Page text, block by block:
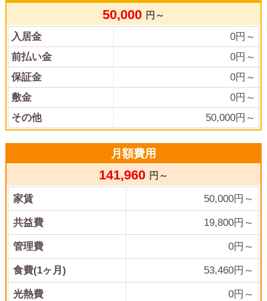
50,000 円～
入居金 0円～
前払い金
0円～
保証金
0円～
敷金
0円～
その他
50,000円～
月額費用
141,960 円～
家賃 50,000円～
共益費 19,800円～
管理費 0円～
食費(1ヶ月) 53,460円～
光熱費 0円～